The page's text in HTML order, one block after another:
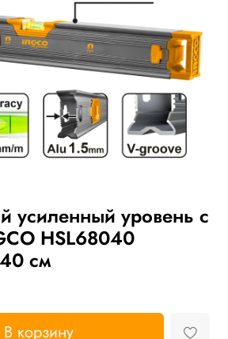
усиленный уровень с
HSL68040
см
В корзину